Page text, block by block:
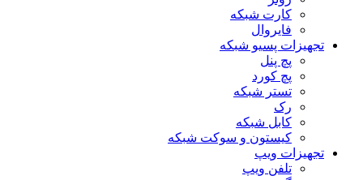
کارت شبکه
فایروال
تجهیزات پسیو شبکه
پچ پنل
پچ کورد
تستر شبکه
رک
کابل شبکه
کیستون و سوکت شبکه
تجهیزات ویپ
تلفن ویپ